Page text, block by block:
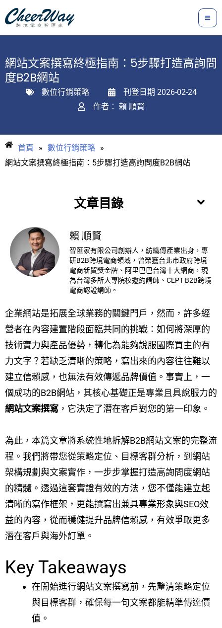
至
主
內
容
網站文案撰寫終極指南：5步驟打造高詢問
度B2B網站
數位行銷策略 刊登日期 2026-02-24
作者： 賴 順賢
首頁 » 數位行銷策略 »
網站文案撰寫終極指南：5步驟打造高詢問度B2B網站
文章目錄
賴 順賢
智匯家有限公司創辦人，紡織傳產業出身，專
研B2B跨境電商領域，曾榮獲台北市政府跨境
電商新貿獎金牌、阿里巴巴台灣十大網商，現
為台灣多所大專院校邀約講師、CEPT B2B跨境
電商認證講師。
企業網站是拓展全球業務的關鍵門戶，然而，許多經
營者在內容建置階段面臨共同的挑戰：如何將深厚的
技術實力與產品優勢，轉化為能夠說服國際買主的有
力文字？若缺乏清晰的策略，寫出來的內容往往難以
建立信賴感，也無法有效傳遞品牌價值。事實上，一
個成功的B2B網站，其核心基礎正是專業且具說服力的
網站文案撰寫 ，它決定了潛在客戶對您的第一印象。
為此，本篇文章將系統性地拆解B2B網站文案的完整流
程。我們將帶您從策略定位、目標客群分析，到網站
架構規劃與文案實作，一步步掌握打造高詢問度網站
的精髓。透過這套實證有效的方法，您不僅能建立起
清晰的寫作框架，更能撰寫出兼具專業形象與SEO效
益的內容，從而穩健提升品牌信賴感，有效爭取更多
潛在客戶與海外訂單。
Key Takeaways
在開始進行網站文案撰寫前，先釐清策略定位
與目標客群，確保每一句文案都能精準傳達價
值。